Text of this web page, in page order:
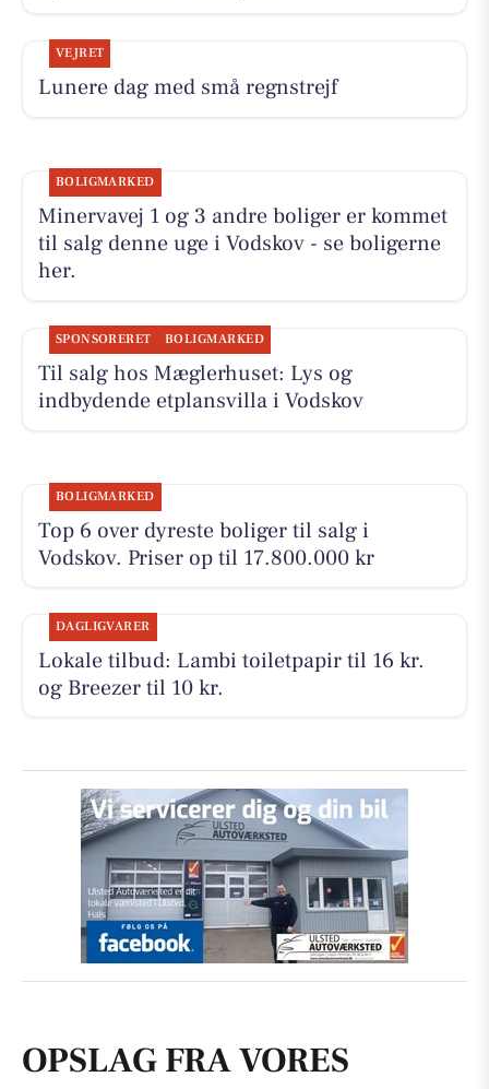
VEJRET
Lunere dag med små regnstrejf
BOLIGMARKED
Minervavej 1 og 3 andre boliger er kommet
til salg denne uge i Vodskov - se boligerne
her.
SPONSORERET BOLIGMARKED
Til salg hos Mæglerhuset: Lys og
indbydende etplansvilla i Vodskov
BOLIGMARKED
Top 6 over dyreste boliger til salg i
Vodskov. Priser op til 17.800.000 kr
DAGLIGVARER
Lokale tilbud: Lambi toiletpapir til 16 kr.
og Breezer til 10 kr.
OPSLAG FRA VORES